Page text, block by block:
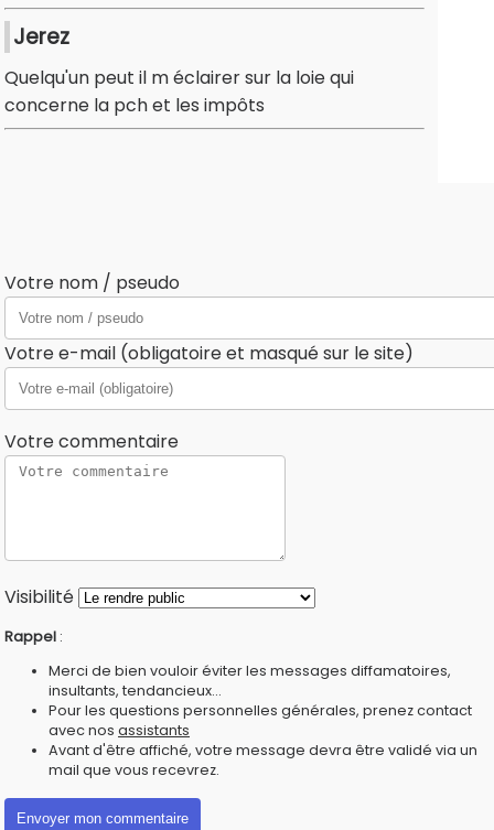
Jerez
Quelqu'un peut il m éclairer sur la loie qui
concerne la pch et les impôts
Votre nom / pseudo
Votre e-mail (obligatoire et masqué sur le site)
Votre commentaire
Visibilité
Rappel :
Merci de bien vouloir éviter les messages diffamatoires,
insultants, tendancieux...
Pour les questions personnelles générales, prenez contact
avec nos assistants
Avant d'être affiché, votre message devra être validé via un
mail que vous recevrez.